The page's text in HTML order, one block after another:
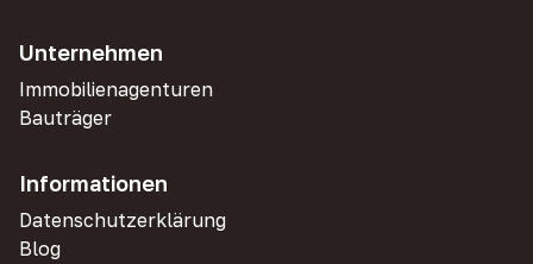
Unternehmen
Immobilienagenturen
Bauträger
Informationen
Datenschutzerklärung
Blog